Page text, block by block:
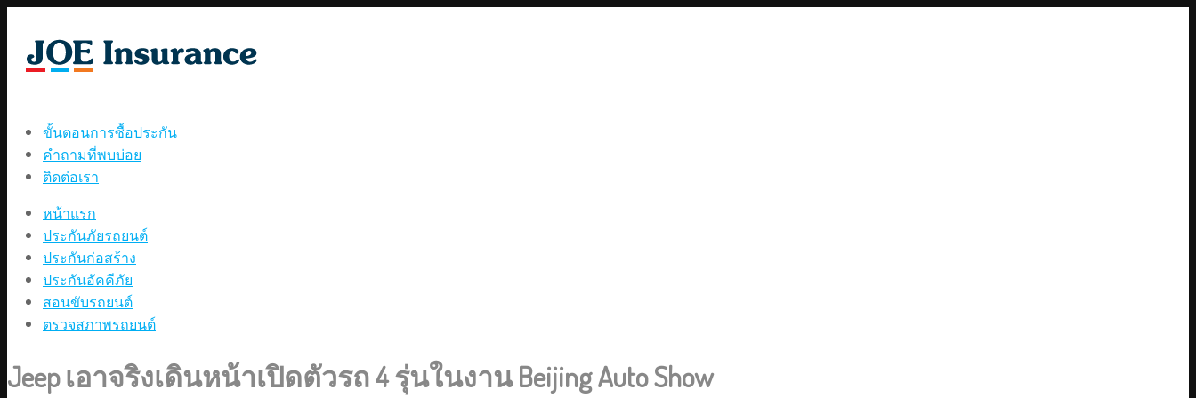
ขั้นตอนการซื้อประกัน
คำถามที่พบบ่อย
ติดต่อเรา
หน้าแรก
ประกันภัยรถยนต์
ประกันก่อสร้าง
ประกันอัคคีภัย
สอนขับรถยนต์
ตรวจสภาพรถยนต์
Jeep เอาจริงเดินหน้าเปิดตัวรถ 4 รุ่นในงาน Beijing Auto Show